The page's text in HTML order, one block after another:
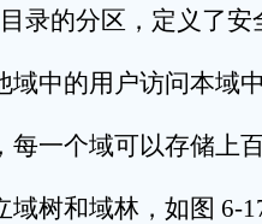
录的分区，定义了
域中的用户访问本域
每一个域可以存储上
树和域林，如图 6-